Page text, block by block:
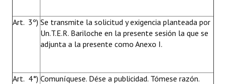
Art. 3º) Se transmite la solicitud y exigencia planteada por
Un.T.E.R. Bariloche en la presente sesión la que se
adjunta a la presente como Anexo I.
Art. 4°) Comuníquese. Dése a publicidad. Tómese razón.